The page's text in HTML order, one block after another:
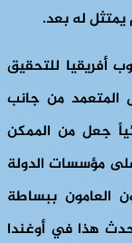
له بعد.
أفريقيا للتحقيق
المتعمد من جانب
جعل من الممكن
مؤسسات الدولة
العامون ببساطة
هذا في أوغندا